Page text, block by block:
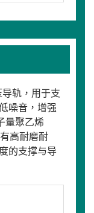
轨，用于支
噪音，增强
量聚乙烯
高耐磨耐
的支撑与导